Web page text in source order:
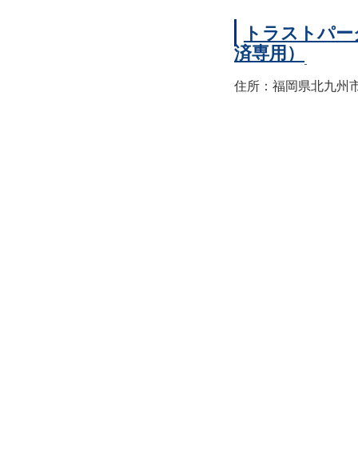
トラストパ
済専用）
住所：福岡県北九州